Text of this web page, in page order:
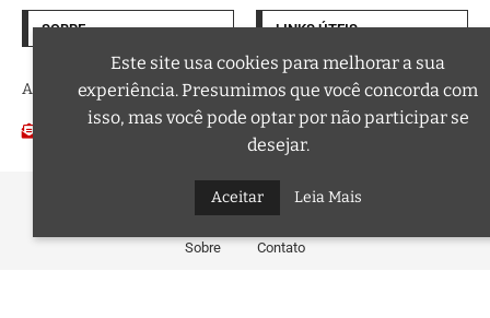
SOBRE
A trilha sonora da sua vida
Email:
LINKS ÚTEIS
Termos de Uso
Política de Privacidade
Podcasts
@2026 – Todos os Direitos Reservados a Curta FM
Sobre Contato
Este site usa cookies para melhorar a sua
experiência. Presumimos que você concorda com
isso, mas você pode optar por não participar se
desejar.
Aceitar Leia Mais